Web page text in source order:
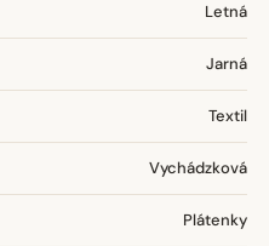
Letná
Jarná
Textil
Vychádzková
Plátenky